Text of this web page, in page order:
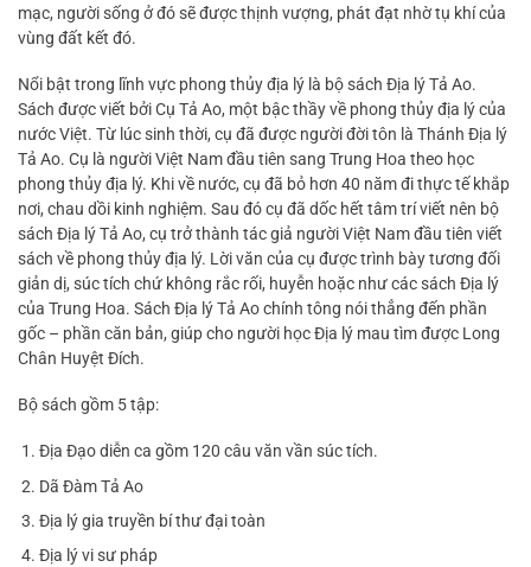
mạc, người sống ở đó sẽ được thịnh vượng, phát đạt nhờ tụ khí của
vùng đất kết đó.
Nổi bật trong lĩnh vực phong thủy địa lý là bộ sách Địa lý Tả Ao.
Sách được viết bởi Cụ Tả Ao, một bậc thầy về phong thủy địa lý của
nước Việt. Từ lúc sinh thời, cụ đã được người đời tôn là Thánh Địa lý
Tả Ao. Cụ là người Việt Nam đầu tiên sang Trung Hoa theo học
phong thủy địa lý. Khi về nước, cụ đã bỏ hơn 40 năm đi thực tế khắp
nơi, chau dồi kinh nghiệm. Sau đó cụ đã dốc hết tâm trí viết nên bộ
sách Địa lý Tả Ao, cụ trở thành tác giả người Việt Nam đầu tiên viết
sách về phong thủy địa lý. Lời văn của cụ được trình bày tương đối
giản dị, súc tích chứ không rắc rối, huyễn hoặc như các sách Địa lý
của Trung Hoa. Sách Địa lý Tả Ao chính tông nói thẳng đến phần
gốc – phần căn bản, giúp cho người học Địa lý mau tìm được Long
Chân Huyệt Đích.
Bộ sách gồm 5 tập:
Địa Đạo diễn ca gồm 120 câu văn vần súc tích.
Dã Đàm Tả Ao
Địa lý gia truyền bí thư đại toàn
Địa lý vi sư pháp